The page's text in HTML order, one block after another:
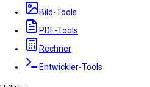
Bild-Tools
PDF-Tools
Rechner
Entwickler-Tools